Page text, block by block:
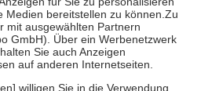
Krankenpflege beträgt die
sowie zehn Euro je
für ihre eigene Gesundheit zu
der Familie zu unterstützen,